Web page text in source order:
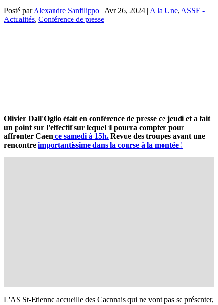
Posté parAlexandre Sanfilippo | Avr 26, 2024 | A la Une, ASSE -
Actualités, Conférence de presse
Olivier Dall'Oglio était en conférence de presse ce jeudi et a fait
un point sur l'effectif sur lequel il pourra compter pour
affronter Caen ce samedi à 15h. Revue des troupes avant une
rencontre importantissime dans la course à la montée !
L'AS St-Etienne accueille des Caennais qui ne vont pas se présenter,